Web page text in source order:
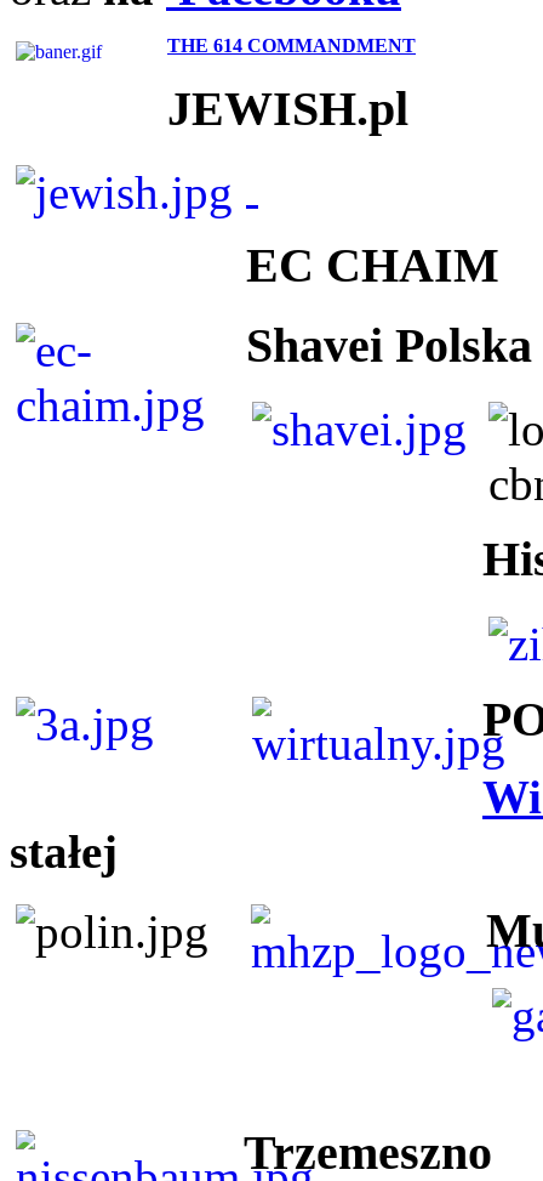
THE 614 COMMANDMENT
JEWISH.pl
EC CHAIM
Shavei Polska
stałej
Trzemeszno